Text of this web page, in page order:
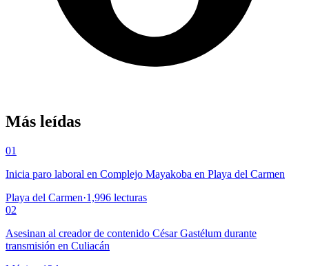
Más leídas
01
Inicia paro laboral en Complejo Mayakoba en Playa del Carmen
Playa del Carmen·1,996 lecturas
02
Asesinan al creador de contenido César Gastélum durante
transmisión en Culiacán